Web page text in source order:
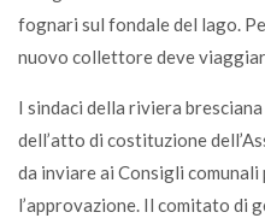
fognari sul fondale del lago.
nuovo collettore deve
I sindaci della riviera
dell’atto di costituzione
da inviare ai Consigli comunali
l’approvazione. Il comitato di